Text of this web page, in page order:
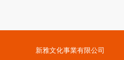
新雅文化事業有限公司